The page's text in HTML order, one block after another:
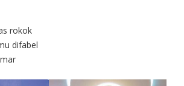
rokok
difabel